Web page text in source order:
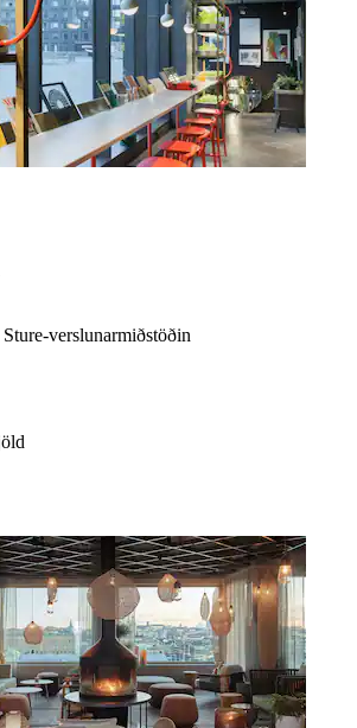
verslunarmiðstöðin